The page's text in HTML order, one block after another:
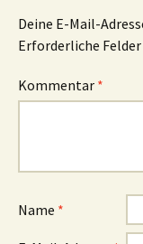
Deine E-Mail-
Erforderliche
Kommentar *
Name *